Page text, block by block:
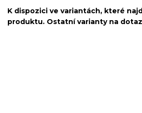
K dispozici ve variantách, které
produktu. Ostatní varianty na